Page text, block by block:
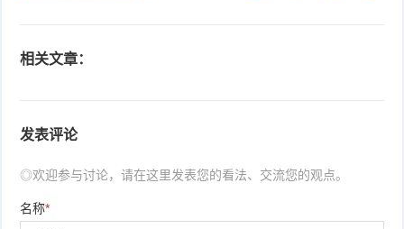
相关文章：
发表评论
◎欢迎参与讨论，请在这里发表您的看法、交流您的观点。
名称*